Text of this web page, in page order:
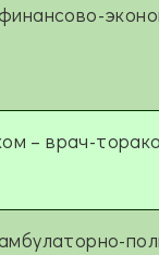
– врач-